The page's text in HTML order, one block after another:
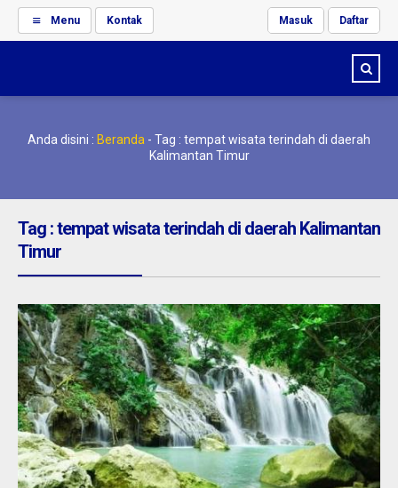
Menu Kontak Masuk Daftar
Anda disini : Beranda - Tag : tempat wisata terindah di daerah
Kalimantan Timur
Tag : tempat wisata terindah di daerah Kalimantan
Timur